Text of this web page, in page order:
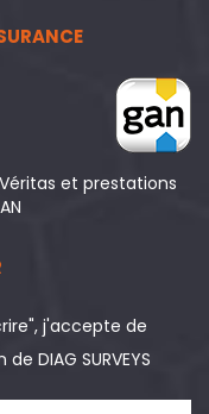
j'accepte de
DIAG SURVEYS
et prestations